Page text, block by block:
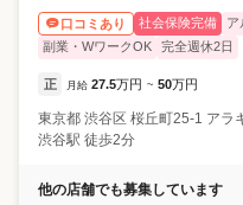
口コミあり 社会保険完備 ア
副業・WワークOK
完全週休2日
正 月給 27.5万円 ~ 50万円
東京都 渋谷区 桜丘町25-1 アラ
渋谷駅 徒歩2分
他の店舗でも募集しています